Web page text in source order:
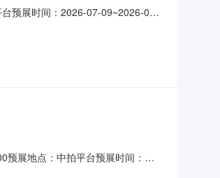
预展时间：2026-07-09~2026-07-
展地点：中拍平台预展时间：